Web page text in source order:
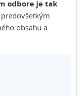
odbore je tak
obsahu a